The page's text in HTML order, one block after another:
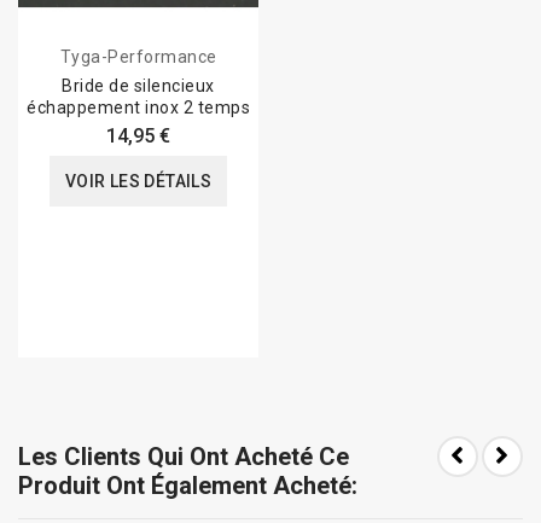
Tyga-Performance
Bride de silencieux
échappement inox 2 temps
14,95 €
VOIR LES DÉTAILS
Les Clients Qui Ont Acheté Ce
Produit Ont Également Acheté: